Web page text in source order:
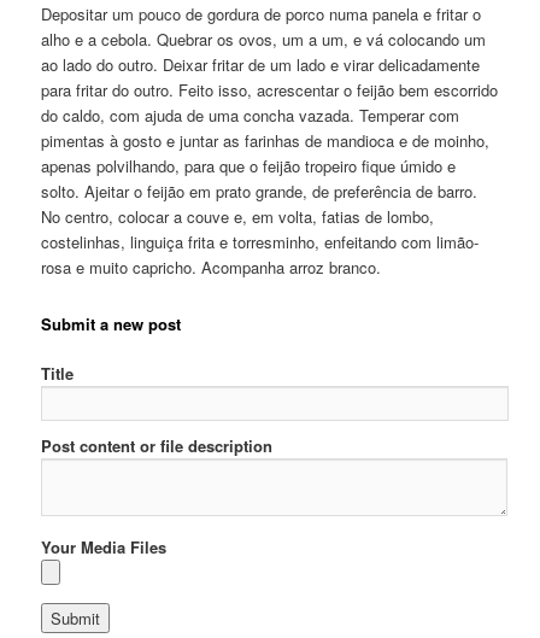
Depositar um pouco de gordura de porco numa panela e fritar o
alho e a cebola. Quebrar os ovos, um a um, e vá colocando um
ao lado do outro. Deixar fritar de um lado e virar delicadamente
para fritar do outro. Feito isso, acrescentar o feijão bem escorrido
do caldo, com ajuda de uma concha vazada. Temperar com
pimentas à gosto e juntar as farinhas de mandioca e de moinho,
apenas polvilhando, para que o feijão tropeiro fique úmido e
solto. Ajeitar o feijão em prato grande, de preferência de barro.
No centro, colocar a couve e, em volta, fatias de lombo,
costelinhas, linguiça frita e torresminho, enfeitando com limão-
rosa e muito capricho. Acompanha arroz branco.
Submit a new post
Title
Post content or file description
Your Media Files